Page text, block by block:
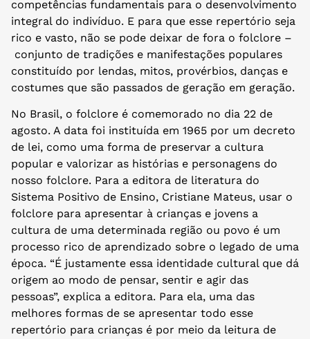
competências fundamentais para o desenvolvimento
integral do indivíduo. E para que esse repertório seja
rico e vasto, não se pode deixar de fora o folclore –
conjunto de tradições e manifestações populares
constituído por lendas, mitos, provérbios, danças e
costumes que são passados de geração em geração.
No Brasil, o folclore é comemorado no dia 22 de
agosto. A data foi instituída em 1965 por um decreto
de lei, como uma forma de preservar a cultura
popular e valorizar as histórias e personagens do
nosso folclore. Para a editora de literatura do
Sistema Positivo de Ensino, Cristiane Mateus, usar o
folclore para apresentar à crianças e jovens a
cultura de uma determinada região ou povo é um
processo rico de aprendizado sobre o legado de uma
época. “É justamente essa identidade cultural que dá
origem ao modo de pensar, sentir e agir das
pessoas”, explica a editora. Para ela, uma das
melhores formas de se apresentar todo esse
repertório para crianças é por meio da leitura de